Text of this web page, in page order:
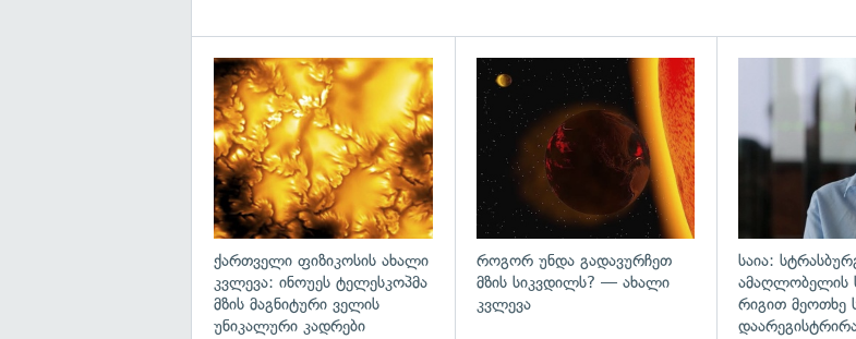
გადახედვა
ქართველი ფიზიკოსის ახალი
კვლევა: ინოუეს ტელესკოპმა
მზის მაგნიტური ველის
უნიკალური კადრები
როგორ უნდა გადავურჩეთ
მზის სიკვდილს? — ახალი
კვლევა
საია:
ამაღლობელის
რიგით მეოთხე